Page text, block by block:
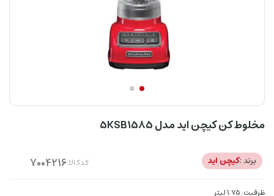
مخلوط کن کیچن اید مدل 5KSB1585
برند :کیچن اید کدکالا:
ظرفیت: 1.75 لیتر